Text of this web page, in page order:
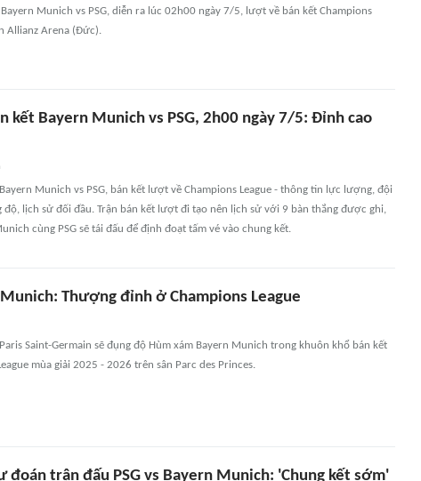
Munich vs PSG, diễn ra lúc 02h00 ngày 7/5, lượt về bán kết Champions
Allianz Arena (Đức).
kết Bayern Munich vs PSG, 2h00 ngày 7/5: Đỉnh cao
Munich vs PSG, bán kết lượt về Champions League - thông tin lực lượng, đội
độ, lịch sử đối đầu. Trận bán kết lượt đi tạo nên lịch sử với 9 bàn thắng được ghi,
cùng PSG sẽ tái đấu để định đoạt tấm vé vào chung kết.
Munich: Thượng đỉnh ở Champions League
Saint-Germain sẽ đụng độ Hùm xám Bayern Munich trong khuôn khổ bán kết
mùa giải 2025 - 2026 trên sân Parc des Princes.
đoán trận đấu PSG vs Bayern Munich: 'Chung kết sớm'